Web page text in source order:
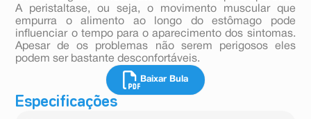
A peristaltase, ou seja, o movimento muscular que
empurra o alimento ao longo do estômago pode
influenciar o tempo para o aparecimento dos sintomas.
Apesar de os problemas não serem perigosos eles
podem ser bastante desconfortáveis.
Baixar Bula
Especificações